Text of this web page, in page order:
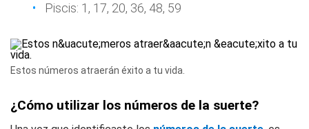
Piscis: 1, 17, 20, 36, 48, 59
Estos números atraerán éxito a tu vida.
¿Cómo utilizar los números de la suerte?